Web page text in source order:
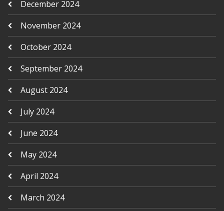
December 2024
November 2024
October 2024
September 2024
August 2024
July 2024
June 2024
May 2024
April 2024
March 2024